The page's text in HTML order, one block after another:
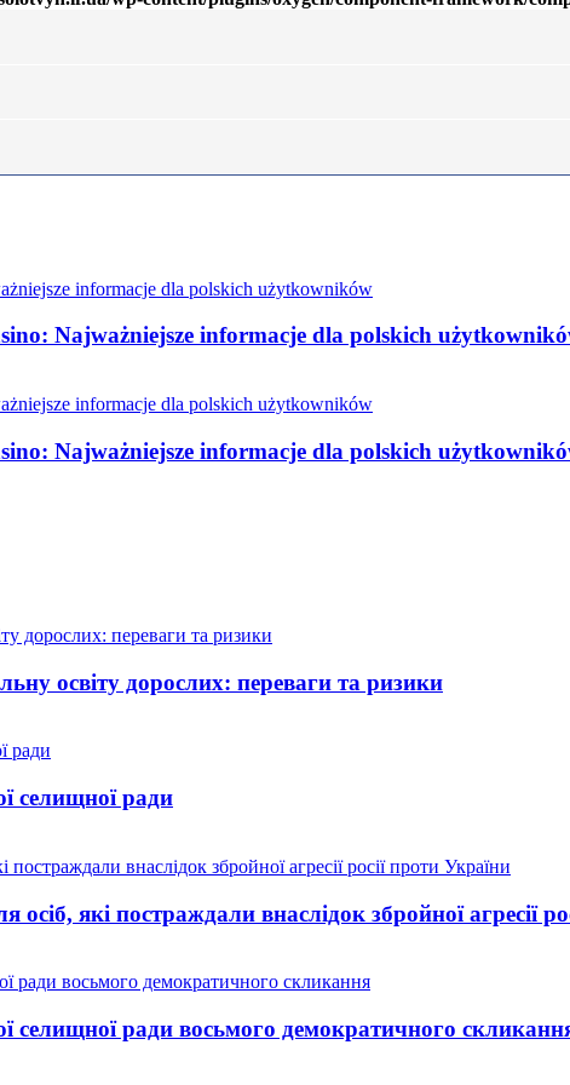
Najważniejsze informacje dla polskich
Najważniejsze informacje dla polskich
освіту дорослих: переваги та ризики
селищної ради
які постраждали внаслідок збройної агресії
селищної ради восьмого демократичного